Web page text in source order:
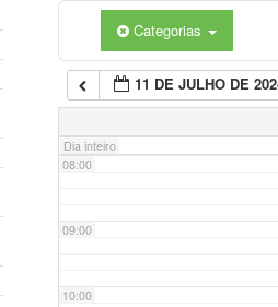
Categorias
11 DE JULHO DE
Dia inteiro
07:00
08:00
09:00
10:00